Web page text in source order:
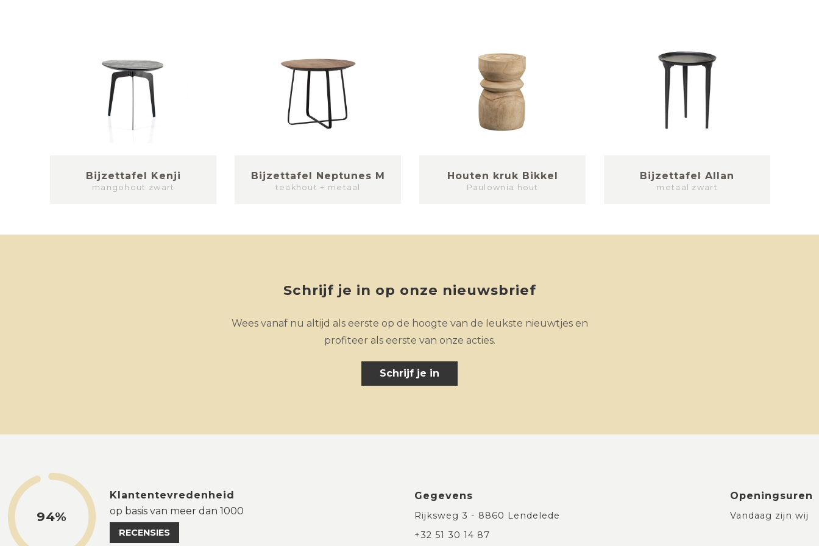
Bijzettafel Kenji
mangohout zwart
Bijzettafel Neptunes M
teakhout + metaal
Houten kruk Bikkel
Paulownia hout
Bijzettafel Allan
metaal zwart
Schrijf je in op onze nieuwsbrief
Wees vanaf nu altijd als eerste op de hoogte van de leukste nieuwtjes en
profiteer als eerste van onze acties.
Schrijf je in
94%
Klantentevredenheid
op basis van meer dan 1000
RECENSIES
Gegevens
Rijksweg 3 - 8860 Lendelede
+32 51 30 14 87
Openingsuren
Vandaag zijn wij